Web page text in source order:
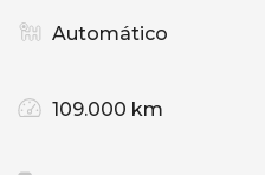
Automático
109.000 km